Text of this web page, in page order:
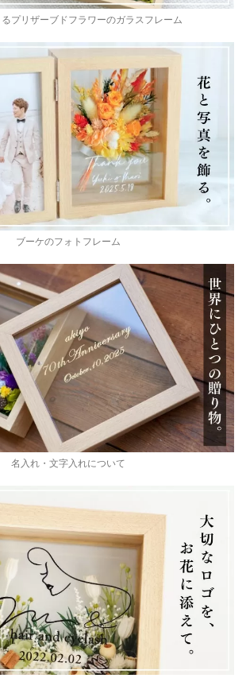
プリザーブドフラワーのガラスフレーム
ブーケのフォトフレーム
名入れ・文字入れについて